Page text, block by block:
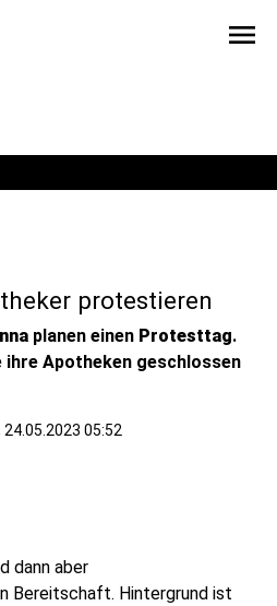
menu
protestieren
planen einen Protesttag.
ihre Apotheken geschlossen
05:52
dann aber
Bereitschaft. Hintergrund ist